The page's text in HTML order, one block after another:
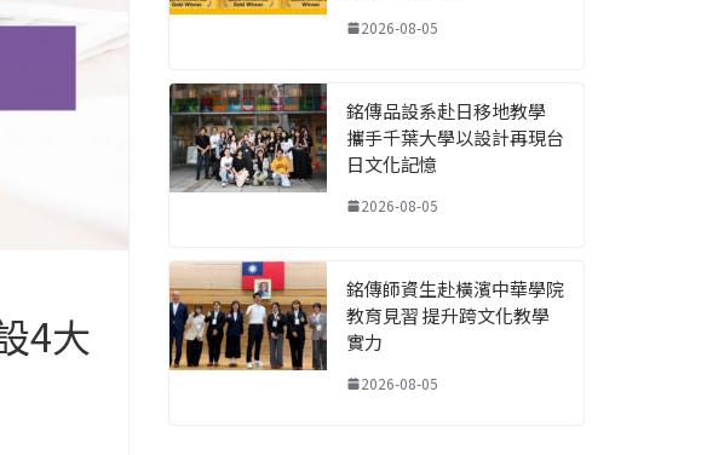
4大
2026-08-05
銘傳品設系赴日移地教學
攜手千葉大學以設計再現台
日文化記憶
2026-08-05
銘傳師資生赴橫濱中華學院
教育見習 提升跨文化教學
實力
2026-08-05